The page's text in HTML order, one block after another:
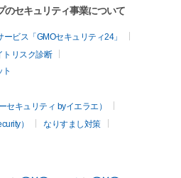
のセキュリティ事業について
ビス「GMOセキュリティ24」
トリスク診断
セキュリティ byイエラエ）
）
なりすまし対策